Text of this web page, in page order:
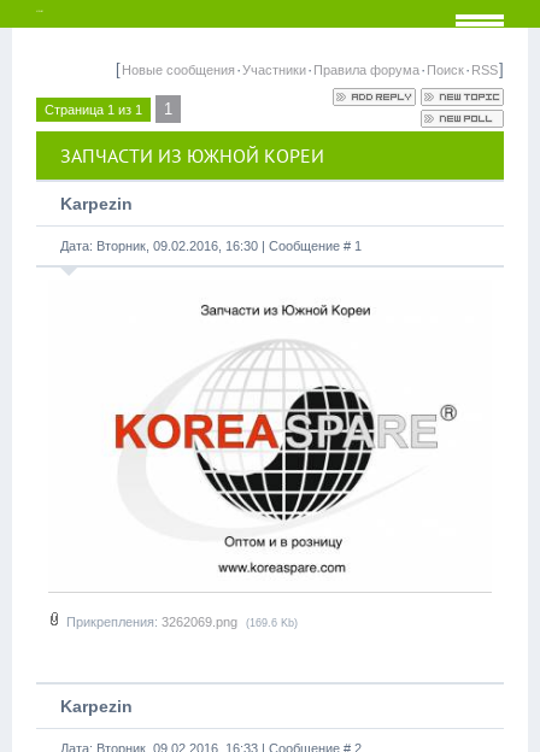
МЕНЮ
[Новые сообщения·Участники·Правила форума·Поиск·RSS]
Страница 1 из 1 1
ЗАПЧАСТИ ИЗ ЮЖНОЙ КОРЕИ
Karpezin
Дата: Вторник, 09.02.2016, 16:30 | Сообщение # 1
Прикрепления: 3262069.png (169.6 Kb)
Karpezin
Дата: Вторник, 09.02.2016, 16:33 | Сообщение # 2